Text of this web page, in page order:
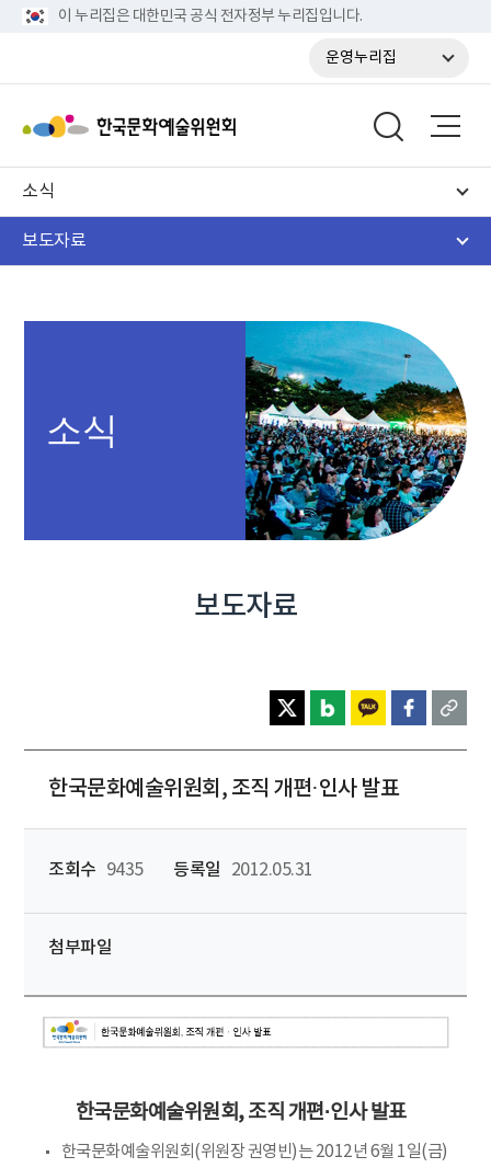
이 누리집은 대한민국 공식 전자정부 누리집입니다.
운영누리집
소식
보도자료
소식
보도자료
한국문화예술위원회, 조직 개편·인사 발표
조회수 9435 등록일 2012.05.31
첨부파일
한국문화예술위원회, 조직 개편·인사 발표
한국문화예술위원회(위원장 권영빈)는 2012년 6월 1일(금)